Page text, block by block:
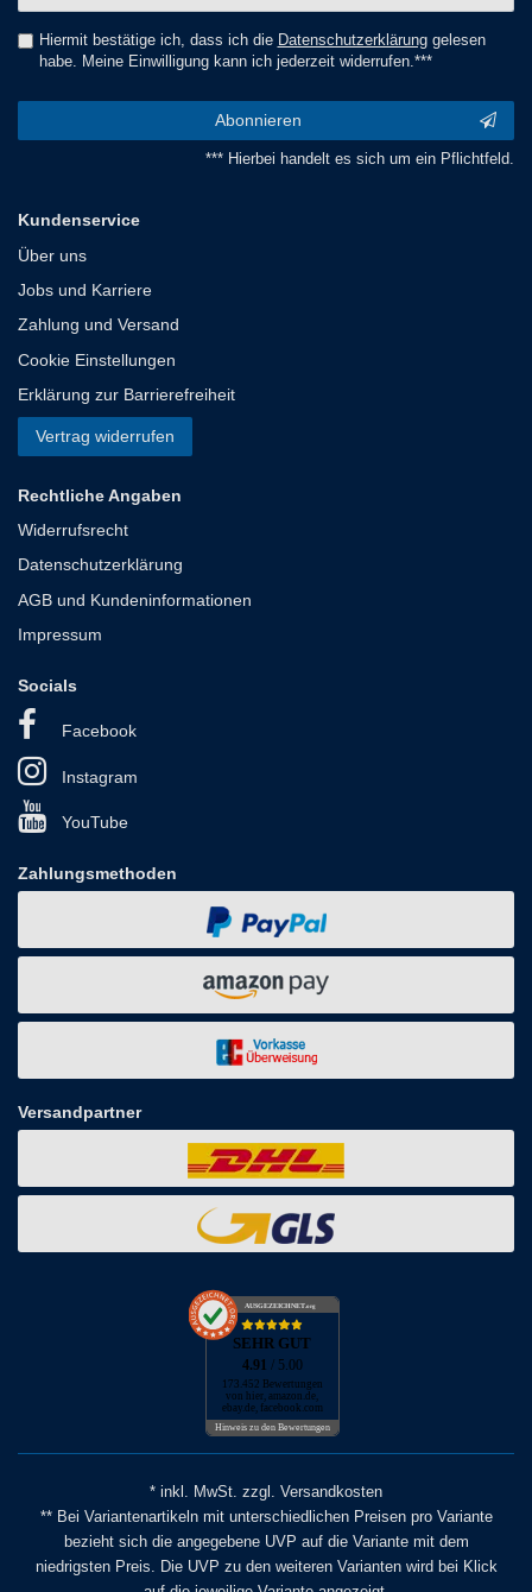
Hiermit bestätige ich, dass ich die Daten­schutz­erklärunggelesen
habe. Meine Einwilligung kann ich jederzeit widerrufen.***
Abonnieren
*** Hierbei handelt es sich um ein Pflichtfeld.
Kundenservice
Über uns
Jobs und Karriere
Zahlung und Versand
Cookie Einstellungen
Erklärung zur Barrierefreiheit
Vertrag widerrufen
Rechtliche Angaben
Widerrufsrecht
Datenschutzerklärung
AGB und Kundeninformationen
Impressum
Socials
Facebook
Instagram
YouTube
Zahlungsmethoden
Versandpartner
AUSGEZEICHNET.org
SEHR GUT
4.91 / 5.00
173.452 Bewertungen
von hier, amazon.de,
ebay.de, facebook.com
Hinweis zu den Bewertungen
* inkl. MwSt. zzgl. Versandkosten
** Bei Variantenartikeln mit unterschiedlichen Preisen pro Variante
bezieht sich die angegebene UVP auf die Variante mit dem
niedrigsten Preis. Die UVP zu den weiteren Varianten wird bei Klick